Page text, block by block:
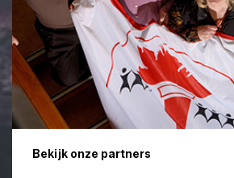
Bekijk onze partners